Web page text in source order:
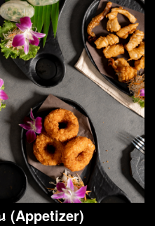
(Appetizer)